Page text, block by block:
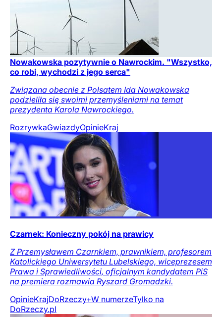
Nowakowska pozytywnie o Nawrockim. "Wszystko,
co robi, wychodzi z jego serca"
Związana obecnie z Polsatem Ida Nowakowska
podzieliła się swoimi przemyśleniami na temat
prezydenta Karola Nawrockiego.
RozrywkaGwiazdyOpinieKraj
Czarnek: Konieczny pokój na prawicy
Z Przemysławem Czarnkiem, prawnikiem, profesorem
Katolickiego Uniwersytetu Lubelskiego, wiceprezesem
Prawa i Sprawiedliwości, oficjalnym kandydatem PiS
na premiera rozmawia Ryszard Gromadzki.
OpinieKrajDoRzeczy+W numerzeTylko na
DoRzeczy.pl